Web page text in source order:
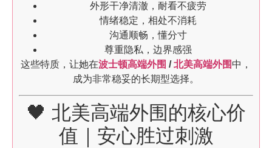
外形干净清澈，耐看不疲劳
情绪稳定，相处不消耗
沟通顺畅，懂分寸
尊重隐私，边界感强
这些特质，让她在波士顿高端外围 /北美高端外围 中，
成为非常稳妥的长期型选择。
🖤 北美高端外围的核心价
值｜安心胜过刺激